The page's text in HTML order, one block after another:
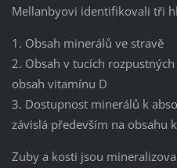
Mellanbyovi identifikovali tři
1. Obsah minerálů ve stravě
2. Obsah v tucích
obsah vitamínu D
3. Dostupnost minerálů k
závislá především na obsahu
Zuby a kosti jsou